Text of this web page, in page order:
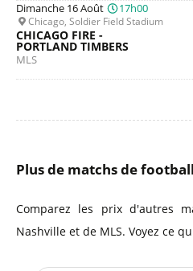
Dimanche 16 Août
17h00
Chicago, Soldier Field Stadium
CHICAGO FIRE -
PORTLAND TIMBERS
MLS
Plus de matchs de football
Comparez les prix d'autres
Nashville et de MLS. Voyez ce